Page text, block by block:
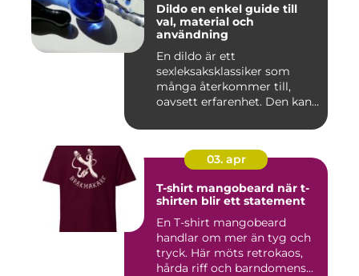
Dildo en enkel guide till
val, material och
användning
En dildo är ett
sexleksaksklassiker som
många återkommer till,
oavsett erfarenhet. Den kan
03. apr
T-shirt mangobeard när t-
shirten blir ett statement
En T-shirt mangobeard
handlar om mer än tyg och
tryck. Här möts retrokaos,
hårda riff och barndomens...